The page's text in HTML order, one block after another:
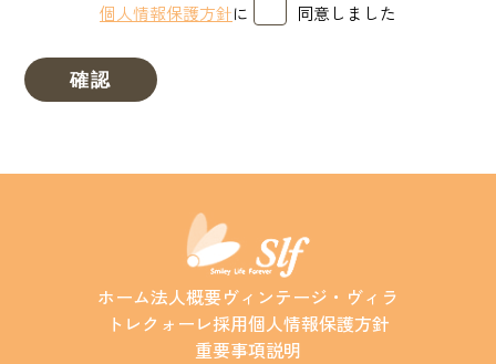
個人情報保護方針に 同意しました
ホーム法人概要ヴィンテージ・ヴィラ
トレクォーレ採用個人情報保護方針
重要事項説明